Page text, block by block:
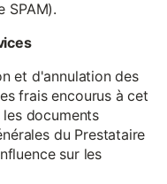
SPAM).
et d'annulation des
frais encourus à cet
documents
du Prestataire
sur les